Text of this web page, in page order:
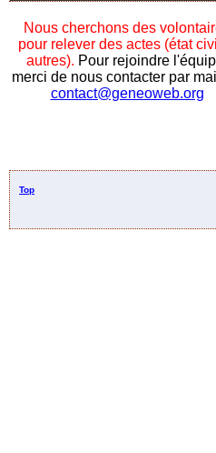
Nous cherchons des
pour relever des actes (état
autres). Pour rejoindre
merci de nous contacter par
contact@geneoweb.org
Top